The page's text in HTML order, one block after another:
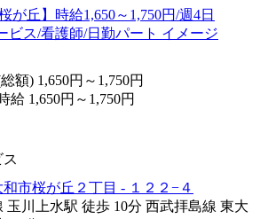
額) 1,650円～1,750円
給 1,650円～1,750円
市桜が丘２丁目 - １２２−４
玉川上水駅 徒歩 10分 西武拝島線 東大